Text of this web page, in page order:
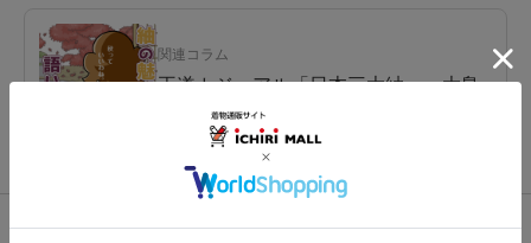
関連コラム
王道カジュアル「日本三大紬」～大島
紬ほか編～ じっくり熟成♪紬の魅力